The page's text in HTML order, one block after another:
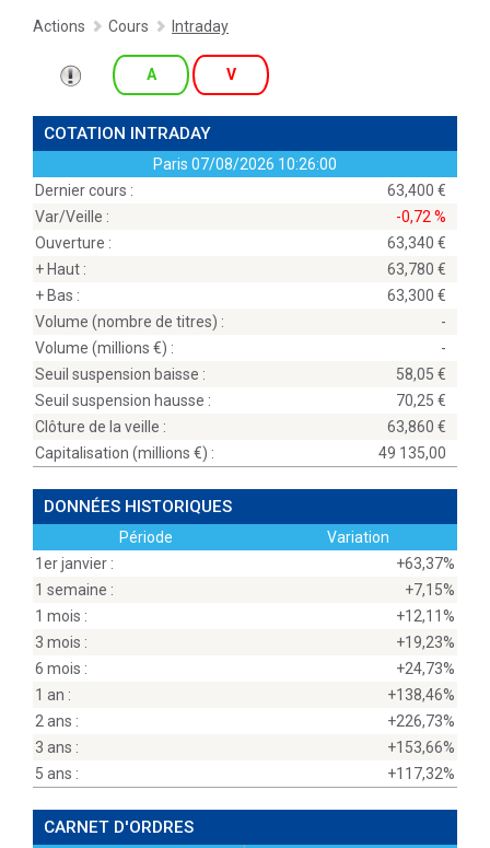
Actions Cours Intraday
A V
COTATION INTRADAY
Paris 07/08/2026 10:26:00
Dernier cours :
63,400
Var/Veille :
-0,72 %
Ouverture :
63,340
+ Haut :
63,780
+ Bas :
63,300
Volume (nombre de titres) :
-
Volume (millions
) :
-
Seuil suspension baisse :
58,05
Seuil suspension hausse :
70,25
Clôture de la veille :
63,860
Capitalisation (millions
) : 49 135,00
DONNÉES HISTORIQUES
Période
Variation
1er janvier :
+63,37%
1 semaine :
+7,15%
1 mois :
+12,11%
3 mois :
+19,23%
6 mois :
+24,73%
1 an :
+138,46%
2 ans :
+226,73%
3 ans :
+153,66%
5 ans :
+117,32%
CARNET D'ORDRES